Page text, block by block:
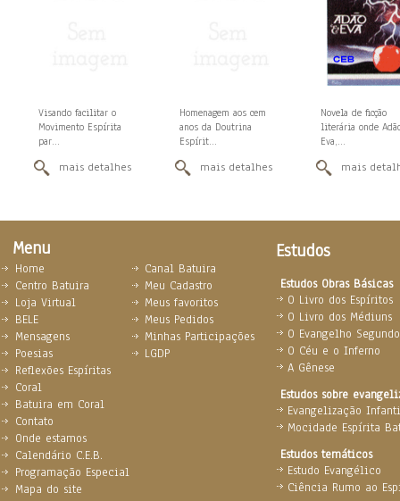
Visando facilitar o
Movimento Espírita
par...
mais detalhes
Homenagem aos cem
anos da Doutrina
Espírit...
mais detalhes
Novela de ficção
literária onde
Eva,...
mais
Menu Estudos
Estudos Obras Básicas
O Livro dos Espíritos
O Livro dos Médiuns
O Evangelho
O Céu e o Inferno
A Gênese
Estudos sobre
Evangelização
Mocidade Espírita
Estudos temáticos
Estudo Evangélico
Ciência Rumo ao
Home
Centro Batuira
Loja Virtual
BELE
Mensagens
Poesias
Reflexões Espíritas
Coral
Batuira em Coral
Contato
Onde estamos
Calendário C.E.B.
Programação Especial
Mapa do site
Canal Batuira
Meu Cadastro
Meus favoritos
Meus Pedidos
Minhas Participações
LGDP